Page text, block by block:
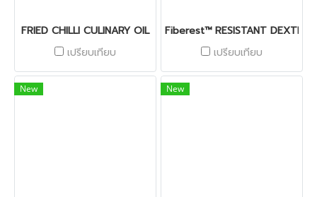
FRIED CHILLI CULINARY OIL
เปรียบเทียบ
Fiberest™ RESISTANT DEXTRIN
เปรียบเทียบ
New New